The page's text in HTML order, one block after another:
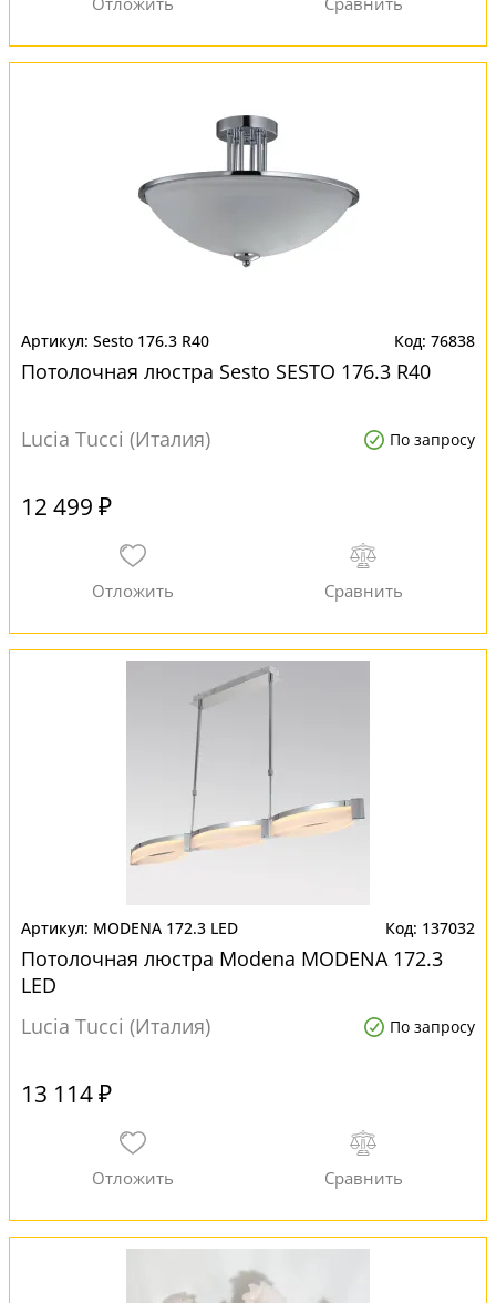
Sesto 176.3 R40 76838
Потолочная люстра Sesto SESTO 176.3 R40
Lucia Tucci (Италия) По запросу
12 499 ₽
MODENA 172.3 LED 137032
Потолочная люстра Modena MODENA 172.3
LED
Lucia Tucci (Италия)
По запросу
13 114 ₽